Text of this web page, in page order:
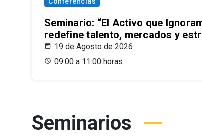
Conferencias
Seminario: “El Activo que
redefine talento, mercados y
19 de Agosto de 2026
09:00 a 11:00 horas
Seminarios